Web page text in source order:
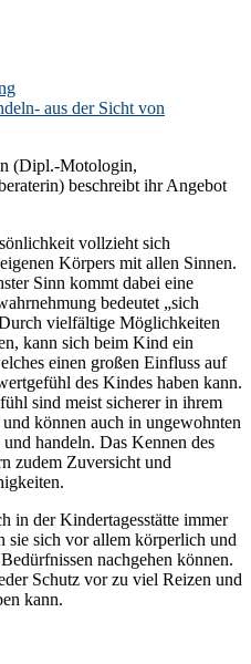
aus der Sicht von
(Dipl.-Motologin,
beschreibt ihr Angebot
vollzieht sich
Körpers mit allen Sinnen.
Sinn kommt dabei eine
bedeutet „sich
vielfältige Möglichkeiten
kann sich beim Kind ein
einen großen Einfluss auf
des Kindes haben kann.
sind meist sicherer in ihrem
können auch in ungewohnten
und handeln. Das Kennen des
zudem Zuversicht und
in der Kindertagesstätte immer
sie sich vor allem körperlich und
nachgehen können.
Schutz vor zu viel Reizen und
kann.